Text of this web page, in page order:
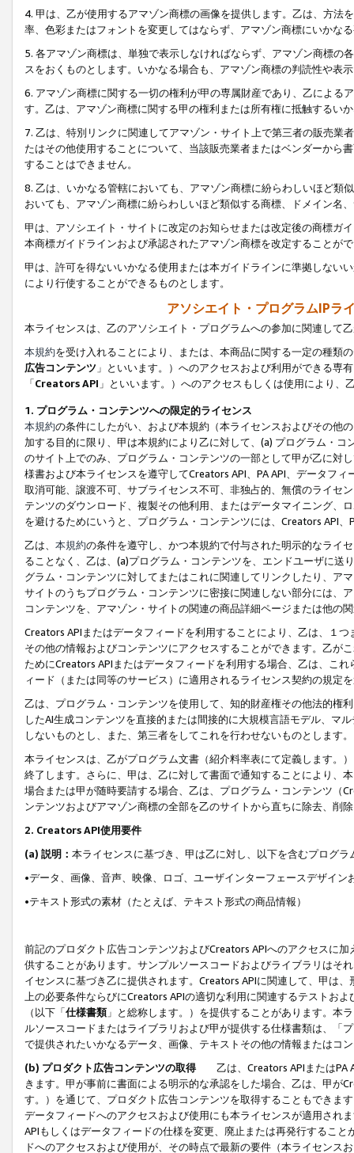
4. 甲は、乙が使用するアマゾン商標の画像を提供します。乙は、方
率、色彩またはフォントを変更してはならず、アマゾン商標にいかな
5. 各アマゾン商標は、単独で表示しなければならず、アマゾン商標
スをおくものとします。いかなる場合も、アマゾン商標の判読性や表
6. アマゾン商標に関する一切の権利が甲の専属財産であり、乙による
す。乙は、アマゾン商標に関する甲の権利または所有権に抵触するい
7. 乙は、特別リンクに関連してアマゾン・サイト上で第三者の販売
たはその他使用することについて、当該販売業者またはベンダーから
することはできません。
8. 乙は、いかなる管轄においても、アマゾン商標に紛らわしいほど類
おいても、アマゾン商標に紛らわしいほど類似する商標、ドメイン名
甲は、アソシエイト・サイトに改定のお知らせまたは改定後の商標ガ
本商標ガイドラインおよび承認されたアマゾン商標を改定することが
甲は、許可を得ないいかなる使用または本ガイドラインに準拠しない
により行使することができるものとします。
アソシエイト・プログラムIPラ
本ライセンスは、乙のアソシエイト・プログラムへの参加に関連して
本規約を受け入れることにより、または、本商品に関する一定の種類
広告コンテンツ 」といいます。）へのアクセスおよび利用ができる専
「Creators API 」といいます。）へのアクセスもしくは使用により
1. プログラム・コンテンツへの限定的ライセンス
本規約の条件にしたがい、および本規約（本ライセンスおよびその他
加する目的に限り、甲は本規約により乙に対して、(a) プログラム・
のサイト上でのみ、プログラム・コンテンツの一部として甲が乙に対
様書および本ライセンスを遵守してCreators API、PA API、データフ
取消可能、譲渡不可、サブライセンス不可、非独占的、無償のライセ
テンツのダウンロード、複製その他利用、またはデータマイニング、
を避けるためにいうと、プログラム・コンテンツには、Creators API
乙は、 本規約の条件を遵守し、かつ本規約で付与された明示的なライ
ることなく、乙は、(a)プログラム・コンテンツを、エンドユーザに
グラム・コンテンツに対してまたはこれに関連してリンクしたり、ア
サイトのうちプログラム・コンテンツに密接に関連しない部分には、
コンテンツを、アマゾン・サイトの関連の商品詳細ページまたは他の
Creators APIまたはデータフィードを利用することにより、乙は、１
その他の情報およびコンテンツにアクセスすることができます。乙が
ためにCreators APIまたはデータフィードを利用する場合、乙は、こ
ィード（または同等のサービス）に適用されるライセンス契約の規定
乙は、プログラム・コンテンツを使用して、知的財産権その他法的権
したAI生成コンテンツを直接的または間接的に大規模言語モデル、マ
しないものとし、また、第三者をしてこれを行わせないものとします。
本ライセンスは、乙がプログラム文書（紹介料率表にて定義します。
終了します。さらに、甲は、乙に対して書面で通知することにより、
場合または甲が随時要請する場合、乙は、プログラム・コンテンツ（
ンテンツおよびアマゾン商標の全部を乙のサイトから直ちに除去、削
2. Creators API使用要件
(a) 説明： 本ライセンスに基づき、甲は乙に対し、以下を含むプログ
•データ、画像、音声、映像、ロゴ、ユーザインターフェースデザイ
•テキスト形式の素材（たとえば、テキスト形式の商品情報）
前記のプロダクト広告コンテンツおよびCreators APIへのアクセスに
供することがあります。サンプルソースコードおよびライブラリはそ
イセンスに基づき乙に提供されます。Creators APIに関連して、甲は
上の必要条件ならびにCreators APIの適切な利用に関連するテストお
（以下「仕様書類」と総称します。）を提供することがあります。本
ルソースコードまたはライブラリおよび甲が提供する仕様書類は、「
で提供されたいかなるデータ、画像、テキストその他の情報またはコ
(b) プロダクト広告コンテンツの取得
乙は、Creators APIまたはPA
きます。甲が事前に書面による明示的な承認をした場合、乙は、甲が
す。）を通じて、プロダクト広告コンテンツを取得することもできま
データフィードへのアクセスおよび使用にも本ライセンスが適用され
APIもしくはデータフィードの仕様を変更、廃止または再発行するこ
ドへのアクセスおよび使用が、その時点で最新の要件（本ライセン